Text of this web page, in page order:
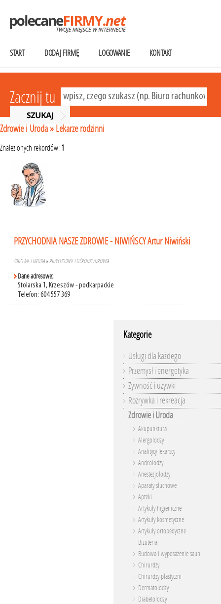
START DODAJ FIRMĘ LOGOWANIE KONTAKT
Zacznij tu
Zdrowie i Uroda» Lekarze rodzinni
Znalezionych rekordów: 1
PRZYCHODNIA NASZE ZDROWIE - NIWIŃSCY Artur Niwiński
ZDROWIE I URODA»PRZYCHODNIE I OŚRODKI ZDROWIA
Dane adresowe:
Stolarska 1, Krzeszów - podkarpackie
Telefon: 604 557 369
Kategorie
Usługi dla każdego
Przemysł i energetyka
Żywność i używki
Rozrywka i rekreacja
Zdrowie i Uroda
Akupunktura
Alergolodzy
Analitycy lekarscy
Androlodzy
Anestezjolodzy
Aparaty słuchowe
Apteki
Artykuły higieniczne
Artykuły kosmetyczne
Artykuły ortopedyczne
Biżuteria
Budowa i wyposażenie saun
Chirurdzy
Chirurdzy plastyczni
Dermatolodzy
Diabetolodzy